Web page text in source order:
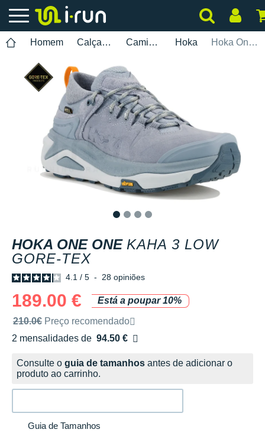
Homem Calçados Caminhada Hoka Hoka One One Kaha 3 Low Gore-Tex
HOKA ONE ONE KAHA 3 LOW
GORE-TEX
4.1 / 5 - 28 opiniões
189.00 €
Está a poupar 10%
Preço de venda recomendado pela marca
210.0€ Preço recomendado
2 mensalidades de 94.50 €
sem custos
Consulte o guia de tamanhos antes de adicionar o
produto ao carrinho.
Guia de Tamanhos